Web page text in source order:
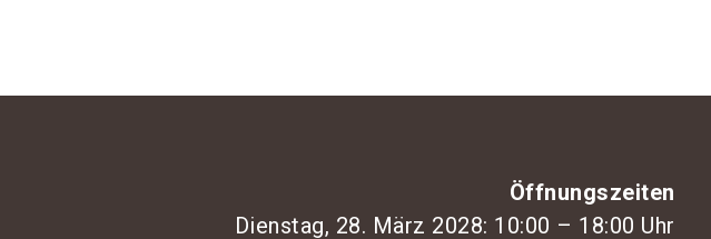
Öffnungszeiten
Dienstag, 28. März 2028: 10:00 – 18:00 Uhr